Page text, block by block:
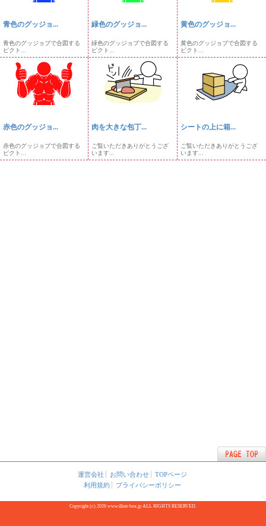
青色のグッジョ...
青色のグッジョブで合図する
ピクト...
緑色のグッジョ...
緑色のグッジョブで合図する
ピクト...
黄色のグッジョ...
黄色のグッジョブで合図する
ピクト...
赤色のグッジョ...
赤色のグッジョブで合図する
ピクト...
肉を大きな包丁...
ご覧いただきありがとうござ
います...
シートの上に箱...
ご覧いただきありがとうござ
います...
運営会社 お問い合わせ
TOPページ
利用規約
プライバシーポリシー
Copyright (c) 2026 www.illust-box.jp ALL RIGHTS RESERVED.